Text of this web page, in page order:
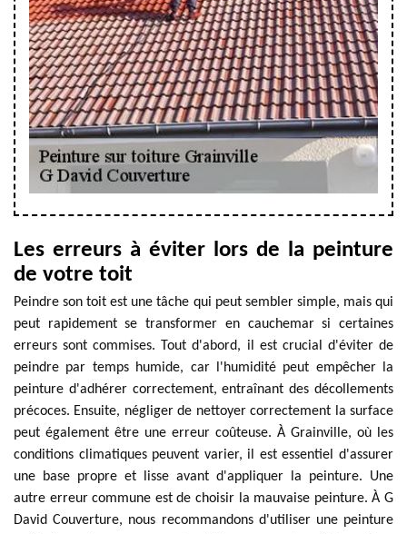
Les erreurs à éviter lors de la peinture
de votre toit
Peindre son toit est une tâche qui peut sembler simple, mais qui
peut rapidement se transformer en cauchemar si certaines
erreurs sont commises. Tout d'abord, il est crucial d'éviter de
peindre par temps humide, car l'humidité peut empêcher la
peinture d'adhérer correctement, entraînant des décollements
précoces. Ensuite, négliger de nettoyer correctement la surface
peut également être une erreur coûteuse. À Grainville, où les
conditions climatiques peuvent varier, il est essentiel d'assurer
une base propre et lisse avant d'appliquer la peinture. Une
autre erreur commune est de choisir la mauvaise peinture. À G
David Couverture, nous recommandons d'utiliser une peinture